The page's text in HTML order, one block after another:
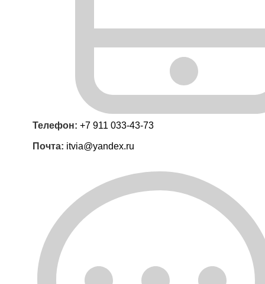
Телефон: +7 911 033-43-73
Почта: itvia@yandex.ru